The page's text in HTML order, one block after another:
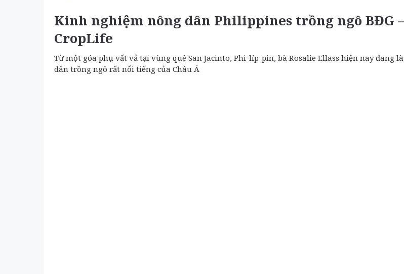
Kinh nghiệm nông dân Philippines trồng ngô BĐG –
CropLife
Từ một góa phụ vất vả tại vùng quê San Jacinto, Phi-líp-pin, bà Rosalie Ellass hiện nay đang
dân trồng ngô rất nổi tiếng của Châu Á